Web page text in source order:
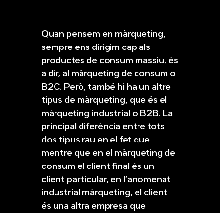
Quan pensem en màrqueting,
sempre ens dirigim cap als
productes de consum massiu, és
a dir, al màrqueting de consum o
B2C. Però, també hi ha un altre
tipus de màrqueting, que és el
màrqueting industrial o B2B. La
principal diferència entre tots
dos tipus rau en el fet que
mentre que en el màrqueting de
consum el client final és un
client particular, en l’anomenat
industrial màrqueting, el client
és una altra empresa que